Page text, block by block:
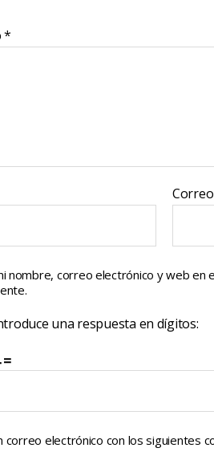
*
nombre, correo electrónico y web en
una respuesta en dígitos:
correo electrónico con los siguientes